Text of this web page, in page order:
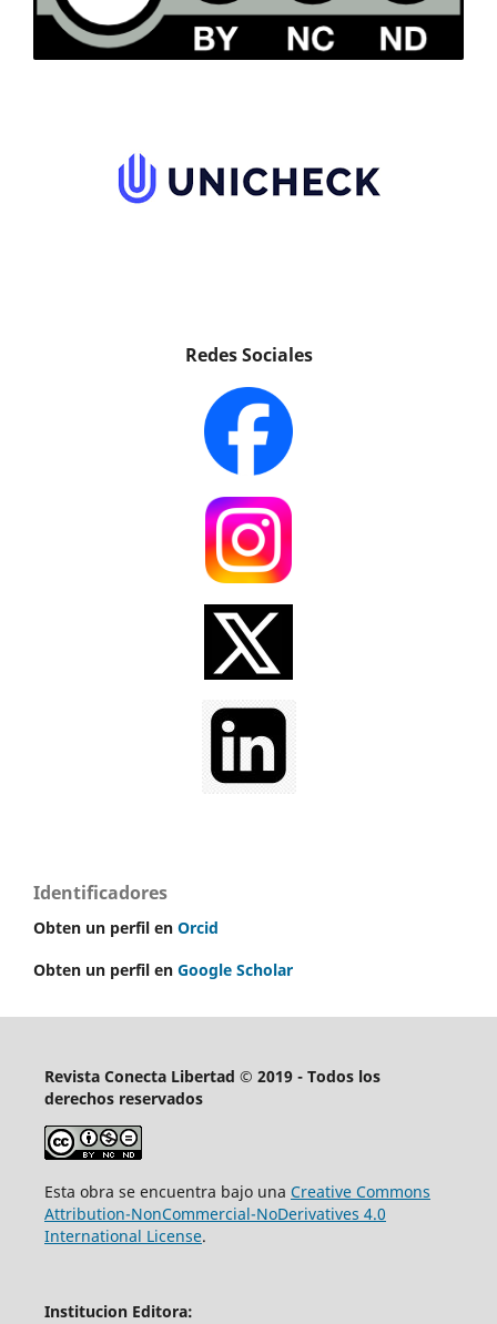
Redes Sociales
Identificadores
Obten un perfil en Orcid
Obten un perfil en Google Scholar
Revista Conecta Libertad © 2019 - Todos los
derechos reservados
Esta obra se encuentra bajo una Creative Commons
Attribution-NonCommercial-NoDerivatives 4.0
International License.
Institucion Editora: